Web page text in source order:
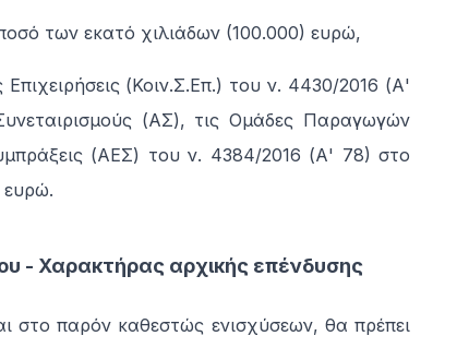
των εκατό χιλιάδων (100.000) ευρώ,
Επιχειρήσεις (Κοιν.Σ.Επ.) του ν. 4430/2016 (Α'
(ΑΣ), τις Ομάδες Παραγωγών
(ΑΕΣ) του ν. 4384/2016 (Α' 78) στο
ευρώ.
- Χαρακτήρας αρχικής επένδυσης
στο παρόν καθεστώς ενισχύσεων, θα πρέπει